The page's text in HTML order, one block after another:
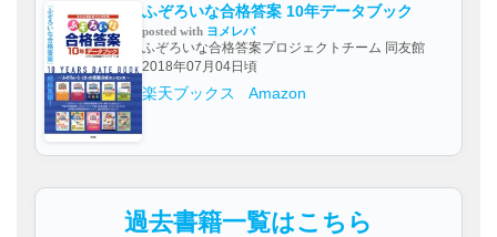
ふぞろいな合格答案 10年データブック
posted with ヨメレバ
ふぞろいな合格答案プロジェクトチーム 同友館
2018年07月04日頃
楽天ブックス Amazon
過去書籍一覧はこちら